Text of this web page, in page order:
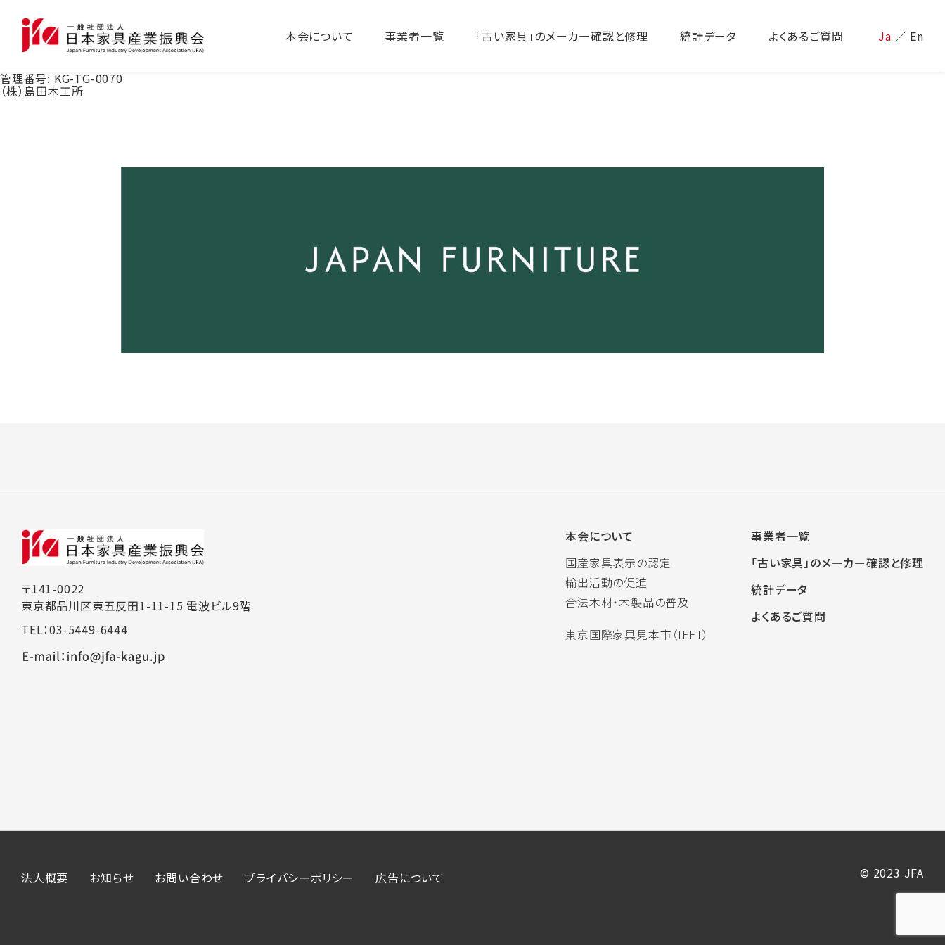
本会について 事業者一覧 「古い家具」のメーカー確認と修理 統計データ よくあるご質問 Ja ／ En
管理番号: KG-TG-0070
（株）島田木工所
〒141-0022
東京都品川区東五反田1-11-15 電波ビル9階
TEL：03-5449-6444
本会について
国産家具表示の認定
輸出活動の促進
合法木材・木製品の普及
東京国際家具見本市（IFFT）
事業者一覧
「古い家具」のメーカー確認と修理
統計データ
よくあるご質問
法人概要 お知らせ お問い合わせ プライバシーポリシー 広告について © 2023 JFA